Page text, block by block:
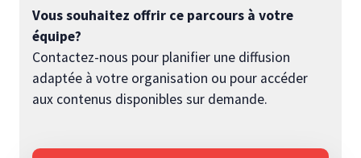
Vous souhaitez offrir ce parcours à votre
équipe?
Contactez-nous pour planifier une diffusion
adaptée à votre organisation ou pour accéder
aux contenus disponibles sur demande.